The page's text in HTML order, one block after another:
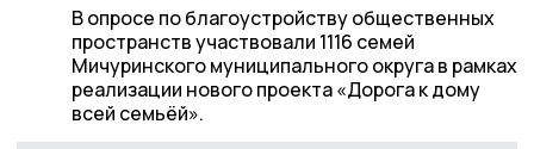
В опросе по благоустройству общественных
пространств участвовали 1116 семей
Мичуринского муниципального округа в рамках
реализации нового проекта «Дорога к дому
всей семьёй».